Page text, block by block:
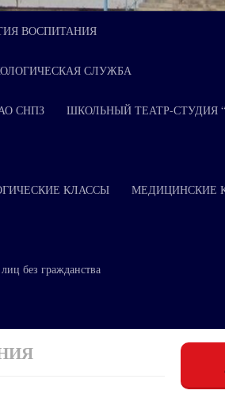
ВОСПИТАНИЯ
СЛУЖБА
СНПЗ ШКОЛЬНЫЙ ТЕАТР-СТУДИЯ
КЛАССЫ МЕДИЦИНСКИЕ
без гражданства